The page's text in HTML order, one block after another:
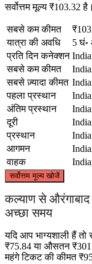
सर्वोत्तम मूल्य ₹103.32 है।
सबसे कम कीमत
यात्रा की अवधि
5 घं॰
प्रति दिन कनेक्शन
सबसे कम कीमत
सबसे ज़्यादा कीमत
पहला प्रस्थान
अंतिम प्रस्थान
दूरी
प्रस्थान
आगमन
वाहक
सर्वोत्तम मूल्य खोजें
कल्याण से
अच्छा समय
यदि आप भाग्यशाली हैं
₹75.84 या औसतन
महंगे टिकट की कीमत